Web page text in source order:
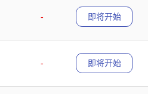
-
即将开始
-
即将开始